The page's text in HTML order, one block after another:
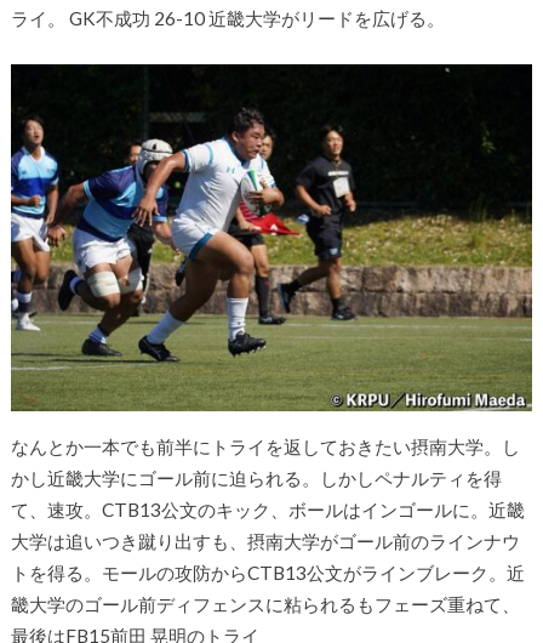
ライ。 GK不成功 26-10 近畿大学がリードを広げる。
なんとか一本でも前半にトライを返しておきたい摂南大学。し
かし近畿大学にゴール前に迫られる。しかしペナルティを得
て、速攻。CTB13公文のキック、ボールはインゴールに。近畿
大学は追いつき蹴り出すも、摂南大学がゴール前のラインナウ
トを得る。モールの攻防からCTB13公文がラインブレーク。近
畿大学のゴール前ディフェンスに粘られるもフェーズ重ねて、
最後はFB15前田 晃明のトライ